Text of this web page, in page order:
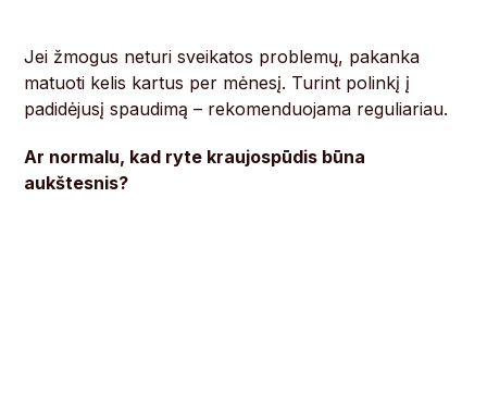
Jei žmogus neturi sveikatos problemų, pakanka
matuoti kelis kartus per mėnesį. Turint polinkį į
padidėjusį spaudimą – rekomenduojama reguliariau.
Ar normalu, kad ryte kraujospūdis būna
aukštesnis?